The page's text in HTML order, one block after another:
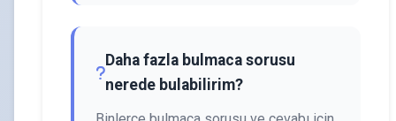
Daha fazla bulmaca sorusu
nerede bulabilirim?